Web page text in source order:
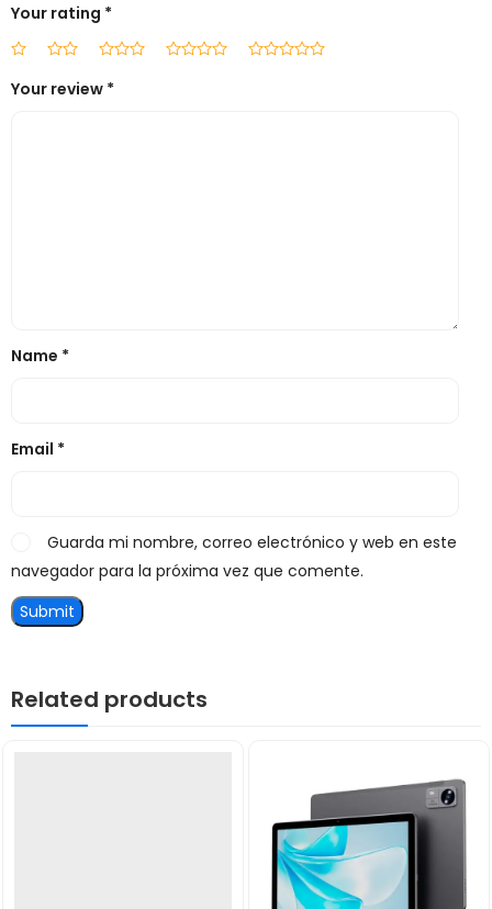
Your rating *
Your review *
Name *
Email *
Guarda mi nombre, correo electrónico y web en este
navegador para la próxima vez que comente.
Related products